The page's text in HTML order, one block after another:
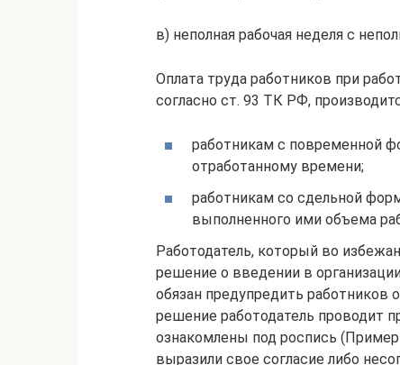
в) неполная рабочая неделя с
Оплата труда работников при
согласно ст. 93 ТК РФ,
работникам с повременной
отработанному времени;
работникам со сдельной
выполненного ими объема
Работодатель, который во
решение о введении в
обязан предупредить работников
решение работодатель проводит
ознакомлены под роспись
выразили свое согласие либо